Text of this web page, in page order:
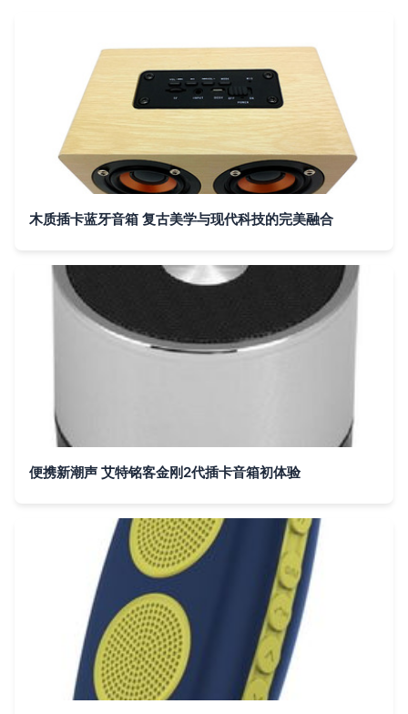
木质插卡蓝牙音箱 复古美学与现代科技的完美融合
便携新潮声 艾特铭客金刚2代插卡音箱初体验